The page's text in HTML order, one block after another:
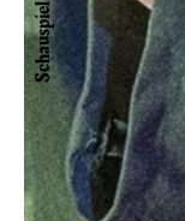
Schauspiel